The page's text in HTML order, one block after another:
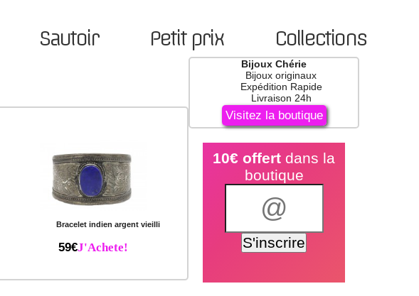
Sautoir Petit prix Collections
Bracelet indien argent vieilli
59€J'Achete!
Bijoux Chérie
Bijoux originaux
Expédition Rapide
Livraison 24h
Visitez la boutique
10€ offert dans la
boutique